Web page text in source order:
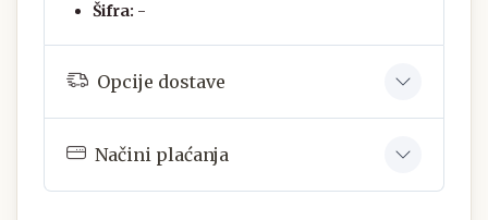
Šifra: -
Opcije dostave
Načini plaćanja